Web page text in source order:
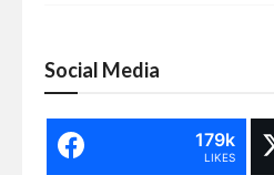
Social Media
179k
LIKES